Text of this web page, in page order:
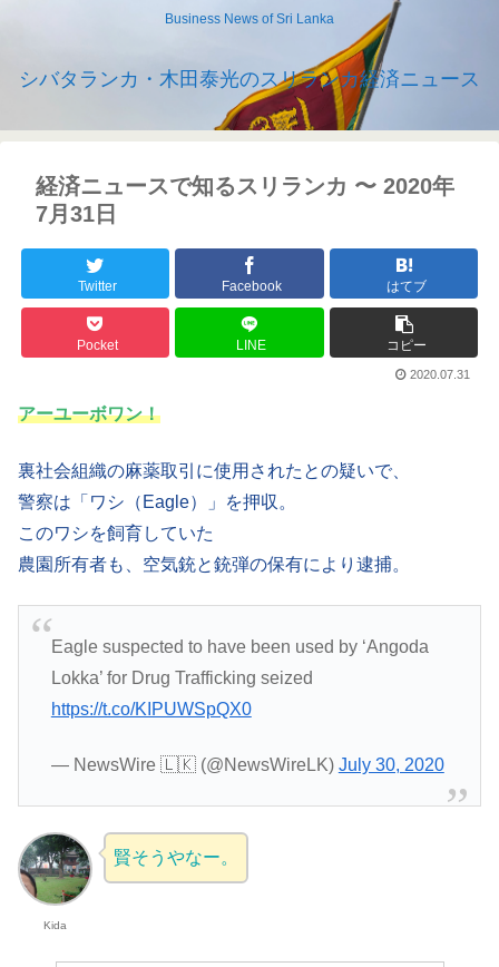
Business News of Sri Lanka
シバタランカ・木田泰光のスリランカ経済ニュース
経済ニュースで知るスリランカ 〜 2020年
7月31日
Twitter Facebook はてブ
Pocket LINE コピー
2020.07.31
アーユーボワン！
裏社会組織の麻薬取引に使用されたとの疑いで、
警察は「ワシ（Eagle）」を押収。
このワシを飼育していた
農園所有者も、空気銃と銃弾の保有により逮捕。
Eagle suspected to have been used by ‘Angoda
Lokka’ for Drug Trafficking seized
https://t.co/KIPUWSpQX0
— NewsWire 🇱🇰 (@NewsWireLK) July 30, 2020
Kida
賢そうやなー。